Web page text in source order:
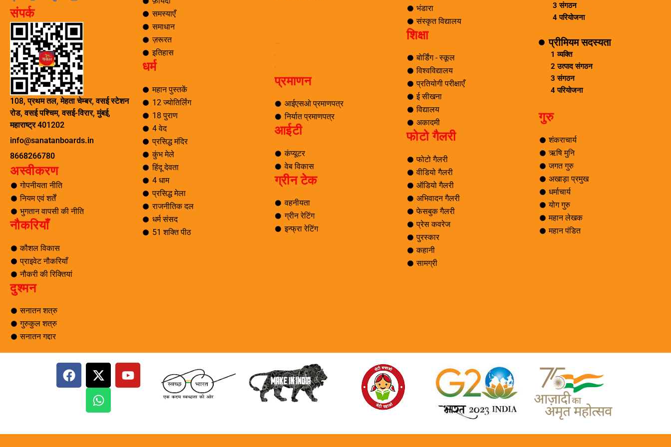
a
c
e
b
o
o
k
-
f
w
i
t
t
e
r
u
b
l
r
n
t
a
g
r
a
m
संपर्क
108, प्रथम तल, मेहता चेम्बर, वसई स्टेशन
रोड, वसई पश्चिम, वसई-विरार, मुंबई,
महाराष्ट्र 401202
info@sanatanboards.in
8668266780
अस्वीकरण
गोपनीयता नीति
नियम एवं शर्तें
भुगतान वापसी की नीति
नौकरियाँ
कौशल विकास
प्राइवेट नौकरियाँ
नौकरी की रिक्तियां
दुश्मन
सनातन शत्रु
गुरुकुल शत्रु
सनातन गद्दार
समस्याएँ
समाधान
ज़रूरत
इतिहास
धर्म
महान पुस्तकें
12 ज्योतिर्लिंग
18 पुराण
4 वेद
प्रसिद्ध मंदिर
कुंभ मेले
हिंदू देवता
4 धाम
प्रसिद्ध मेला
राजनीतिक दल
धर्म संसद
51 शक्ति पीठ
प्रमाणन
आईएसओ प्रमाणपत्र
निर्यात प्रमाणपत्र
आईटी
कंप्यूटर
वेब विकास
ग्रीन टेक
वहनीयता
ग्रीन रेटिंग
इन्फ्रा रेटिंग
भंडारा
संस्कृत विद्यालय
शिक्षा
बोर्डिंग - स्कूल
विश्वविद्यालय
प्रतियोगी परीक्षाएँ
ई सीखना
विद्यालय
अकादमी
फोटो गैलरी
फोटो गैलरी
वीडियो गैलरी
ऑडियो गैलरी
अभिवादन गैलरी
फेसबुक गैलरी
प्रेस कवरेज
पुरस्कार
कहानी
सामग्री
3 संगठन
4 परियोजना
प्रीमियम सदस्यता
1 व्यक्ति
2 उत्पाद संगठन
3 संगठन
4 परियोजना
गुरु
शंकराचार्य
ऋषि मुनि
जगत गुरु
अखाड़ा प्रमुख
धर्माचार्य
योग गुरु
महान लेखक
महान पंडित
F
a
c
o
X
-
t
w
i
t
Y
o
u
b
W
h
a
t
s
a